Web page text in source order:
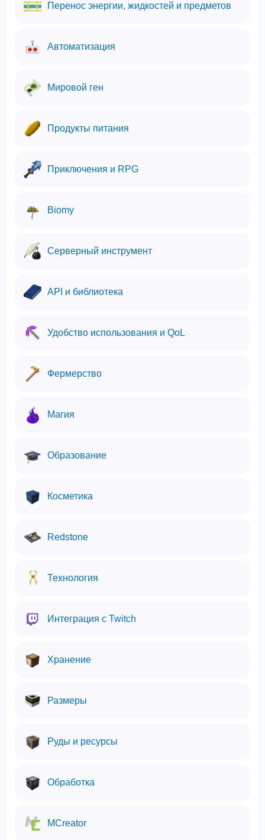
Перенос энергии, жидкостей и предметов
Автоматизация
Мировой ген
Продукты питания
Приключения и RPG
Biomy
Серверный инструмент
API и библиотека
Удобство использования и QoL
Фермерство
Магия
Образование
Косметика
Redstone
Технология
Интеграция с Twitch
Хранение
Размеры
Руды и ресурсы
Обработка
MCreator
Мы используем файлы cookie